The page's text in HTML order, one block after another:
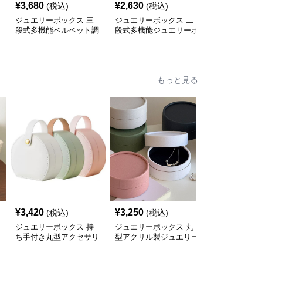
¥3,680 (税込)
ジュエリーボックス 三
段式多機能ベルベット調
¥2,630 (税込)
ジュエリーボックス 二
段式多機能ジュエリーボ
もっと見る
¥3,420 (税込)
ジュエリーボックス 持
ち手付き丸型アクセサリ
¥3,250 (税込)
ジュエリーボックス 丸
型アクリル製ジュエリー